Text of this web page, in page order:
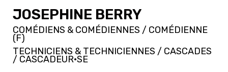
JOSEPHINE BERRY
COMÉDIENS & COMÉDIENNES / COMÉDIENNE
(F)
TECHNICIENS & TECHNICIENNES / CASCADES
/ CASCADEUR·SE